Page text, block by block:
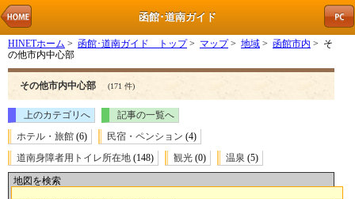
函館･道南ガイド
HINETホーム > 函館･道南ガイド トップ> マップ> 地域 > 函館市内 > そ
の他市内中心部
その他市内中心部 (171 件)
上のカテゴリへ
記事の一覧へ
ホテル・旅館 (6) 民宿・ペンション (4)
道南身障者用トイレ所在地 (148) 観光 (0) 温泉 (5)
地図を検索